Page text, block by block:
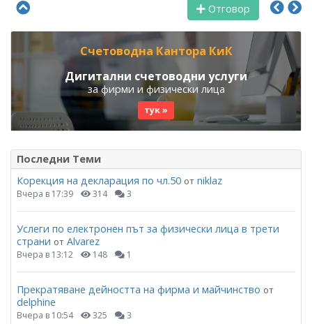
Отговор
Счетоводна Кантора КиК
Дигитални счетоводни услуги
за фирми и физически лица
тук »
Последни Теми
Корекция на декларация по чл.50 от niklaz
Вчера в 17:39 314 3
Услеги по електронен път за физически лица в трети
страни от Alvarez
Вчера в 13:12 148 1
Прекратяване дейността на фирма и майчинство от
delphine
Вчера в 10:54 325 3